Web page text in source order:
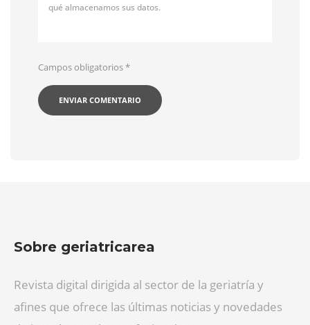
qué almacenamos sus datos.
Campos obligatorios*
Sobre geriatricarea
Revista digital dirigida al sector de la geriatría y
afines que ofrece las últimas noticias y novedades